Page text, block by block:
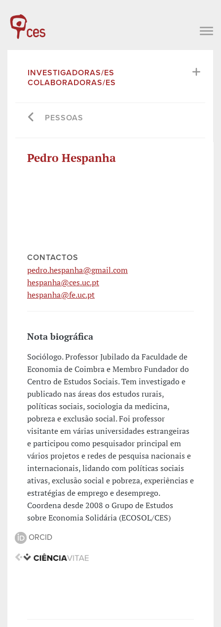
INVESTIGADORAS/ES
COLABORADORAS/ES
PESSOAS
Pedro Hespanha
CONTACTOS
pedro.hespanha@gmail.com
hespanha@ces.uc.pt
hespanha@fe.uc.pt
Nota biográfica
Sociólogo. Professor Jubilado da Faculdade de
Economia de Coimbra e Membro Fundador do
Centro de Estudos Sociais. Tem investigado e
publicado nas áreas dos estudos rurais,
políticas sociais, sociologia da medicina,
pobreza e exclusão social. Foi professor
visitante em várias universidades estrangeiras
e participou como pesquisador principal em
vários projetos e redes de pesquisa nacionais e
internacionais, lidando com políticas sociais
ativas, exclusão social e pobreza, experiências e
estratégias de emprego e desemprego.
Coordena desde 2008 o Grupo de Estudos
sobre Economia Solidária (ECOSOL/CES)
ORCID